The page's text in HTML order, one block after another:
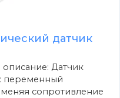
датчик
описание: Датчик
переменный
сопротивление